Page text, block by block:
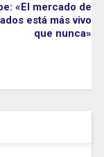
«El mercado de
está más vivo
que nunca»